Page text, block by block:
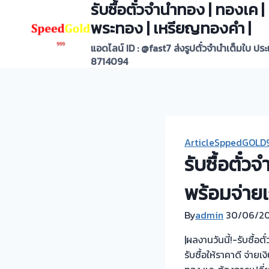
content
รับซื้อตั๋วจำนำทอง | ทองเค
พระทอง | เหรียญทองคำ |
แอดไลน์ ID : @fast7 ส่งรูปตั๋วจำนำเต็มใบ ป
8714094
รับซื้อตั๋วจ
พร้อมจ่าย
Byadmin 30/06/
|ผลงานวันนี้!-รับซื้อ
รับซื้อให้ราคาดี จ่าย